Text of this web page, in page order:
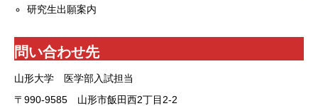
研究生出願案内
問い合わせ先
山形大学 医学部入試担当
〒990-9585 山形市飯田西2丁目2-2